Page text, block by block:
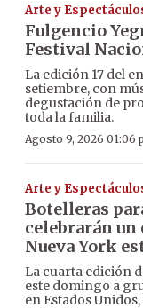
Arte y
Fulgencio
Festival
La edición 17 del
setiembre, con
degustación de
toda la familia.
Agosto 9, 2026 01:06
Arte y
Botelleras
celebrarán un
Nueva York
La cuarta edición
este domingo a
en Estados